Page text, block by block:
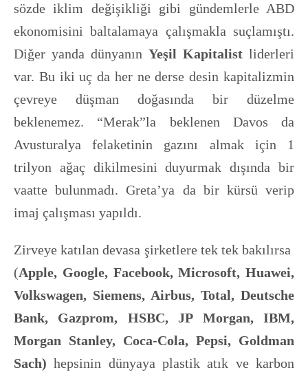
sözde iklim değişikliği gibi gündemlerle ABD
ekonomisini baltalamaya çalışmakla suçlamıştı.
Diğer yanda dünyanın Yeşil Kapitalist liderleri
var. Bu iki uç da her ne derse desin kapitalizmin
çevreye düşman doğasında bir düzelme
beklenemez. “Merak”la beklenen Davos da
Avusturalya felaketinin gazını almak için 1
trilyon ağaç dikilmesini duyurmak dışında bir
vaatte bulunmadı. Greta’ya da bir kürsü verip
imaj çalışması yapıldı.
Zirveye katılan devasa şirketlere tek tek bakılırsa
(Apple, Google, Facebook, Microsoft, Huawei,
Volkswagen, Siemens, Airbus, Total, Deutsche
Bank, Gazprom, HSBC, JP Morgan, IBM,
Morgan Stanley, Coca-Cola, Pepsi, Goldman
Sach)hepsinin dünyaya plastik atık ve karbon